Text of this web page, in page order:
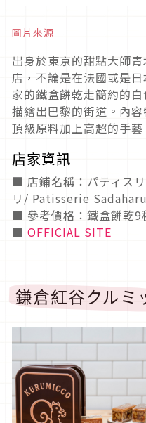
圖片來源
出身於東京的甜點大師
店，不論是在法國或是
家的鐵盒餅乾走簡約的
描繪出巴黎的街道。內
頂級原料加上高超的手藝
店家資訊
■ 店鋪名稱：パティス
リ/ Patisserie
■ 參考價格：鐵盒餅乾
■ OFFICIAL SITE
鎌倉紅谷クルミ